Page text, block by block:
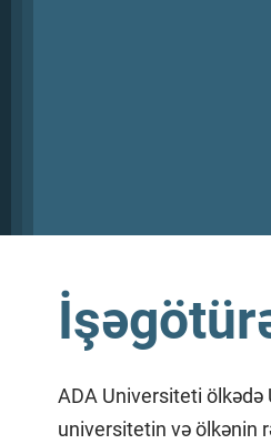
ADA Universiteti ölkədə
universitetin və ölkənin